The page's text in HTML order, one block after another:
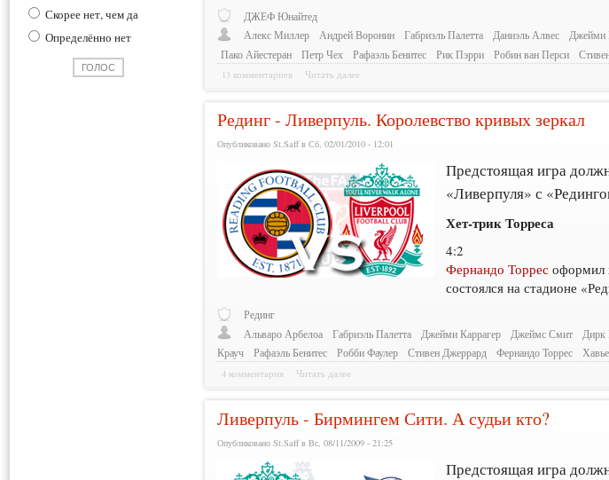
Скорее нет, чем да
Определённо нет
ДЖЕФ Юнайтед
Алекс Миллер
Андрей Воронин Габриэль Палетта Даниэль Алвес Джейми
Пако Айестеран
Петр Чех Рафаэль Бенитес Рик Пэрри Робин ван Перси
13 комментариев Читать далее
Рединг - Ливерпуль. Королевство кривых зеркал
Опубликовано St.Saff в Сб, 02/01/2010 - 12:01
Предстоящая игра
«Ливерпуля» с
Хет-трик Торреса
4:2
Фернандо Торрес оформил
состоялся на стадионе
Рединг
Альваро Арбелоа
Габриэль Палетта Джейми Каррагер Джеймс Смит Дирк
Крауч
Рафаэль Бенитес Робби Фаулер Стивен Джеррард Фернандо Торрес
4 комментария Читать далее
Ливерпуль - Бирмингем Сити. А судьи кто?
Опубликовано St.Saff в Вс, 08/11/2009 - 21:25
Предстоящая игра